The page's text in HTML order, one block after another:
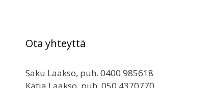
Ota yhteyttä
Saku Laakso, puh. 0400 985618